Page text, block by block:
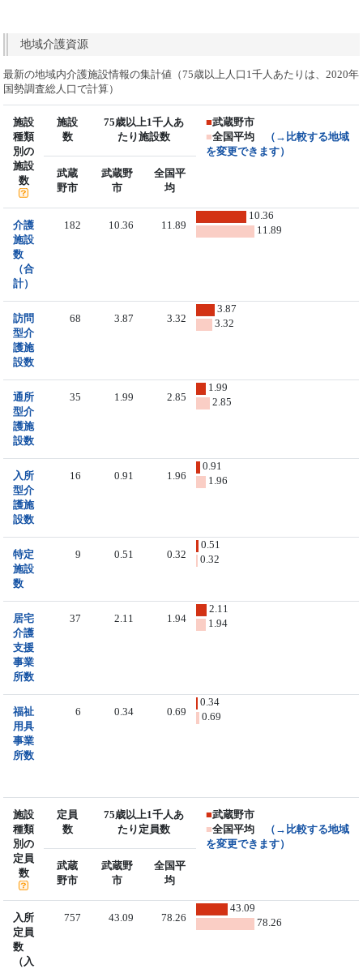
地域介護資源
最新の地域内介護施設情報の集計値（75歳以上人口1千人あたりは、2020年
国勢調査総人口で計算）
施設
種類
別の
施設
数
施設
数
75歳以上1千人あ
たり施設数
■武蔵野市
■全国平均
（→比較する地域
を変更できます）
武蔵
野市
武蔵野
市
全国平
均
介護
施設
数
（合
計）
182 10.36 11.89
10.36
11.89
訪問
型介
護施
設数
68 3.87 3.32
3.87
3.32
通所
型介
護施
設数
35 1.99 2.85
1.99
2.85
入所
型介
護施
設数
16 0.91 1.96
0.91
1.96
特定
施設
数
9 0.51 0.32
0.51
0.32
居宅
介護
支援
事業
所数
37 2.11 1.94
2.11
1.94
福祉
用具
事業
所数
6 0.34 0.69
0.34
0.69
施設
種類
別の
定員
数
定員
数
75歳以上1千人あ
たり定員数
■武蔵野市
■全国平均
（→比較する地域
を変更できます）
武蔵
野市
武蔵野
市
全国平
均
入所
定員
数
（入
757 43.09 78.26
43.09
78.26